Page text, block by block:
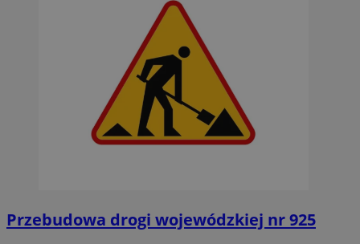
Przebudowa drogi wojewódzkiej nr 925